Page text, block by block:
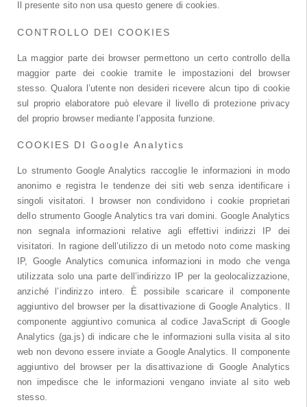
Il presente sito non usa questo genere di cookies.
CONTROLLO DEI COOKIES
La maggior parte dei browser permettono un certo controllo della
maggior parte dei cookie tramite le impostazioni del browser
stesso. Qualora l’utente non desideri ricevere alcun tipo di cookie
sul proprio elaboratore può elevare il livello di protezione privacy
del proprio browser mediante l’apposita funzione.
COOKIES DI Google Analytics
Lo strumento Google Analytics raccoglie le informazioni in modo
anonimo e registra le tendenze dei siti web senza identificare i
singoli visitatori. I browser non condividono i cookie proprietari
dello strumento Google Analytics tra vari domini. Google Analytics
non segnala informazioni relative agli effettivi indirizzi IP dei
visitatori. In ragione dell’utilizzo di un metodo noto come masking
IP, Google Analytics comunica informazioni in modo che venga
utilizzata solo una parte dell’indirizzo IP per la geolocalizzazione,
anziché l’indirizzo intero. È possibile scaricare il componente
aggiuntivo del browser per la disattivazione di Google Analytics. Il
componente aggiuntivo comunica al codice JavaScript di Google
Analytics (ga.js) di indicare che le informazioni sulla visita al sito
web non devono essere inviate a Google Analytics. Il componente
aggiuntivo del browser per la disattivazione di Google Analytics
non impedisce che le informazioni vengano inviate al sito web
stesso.